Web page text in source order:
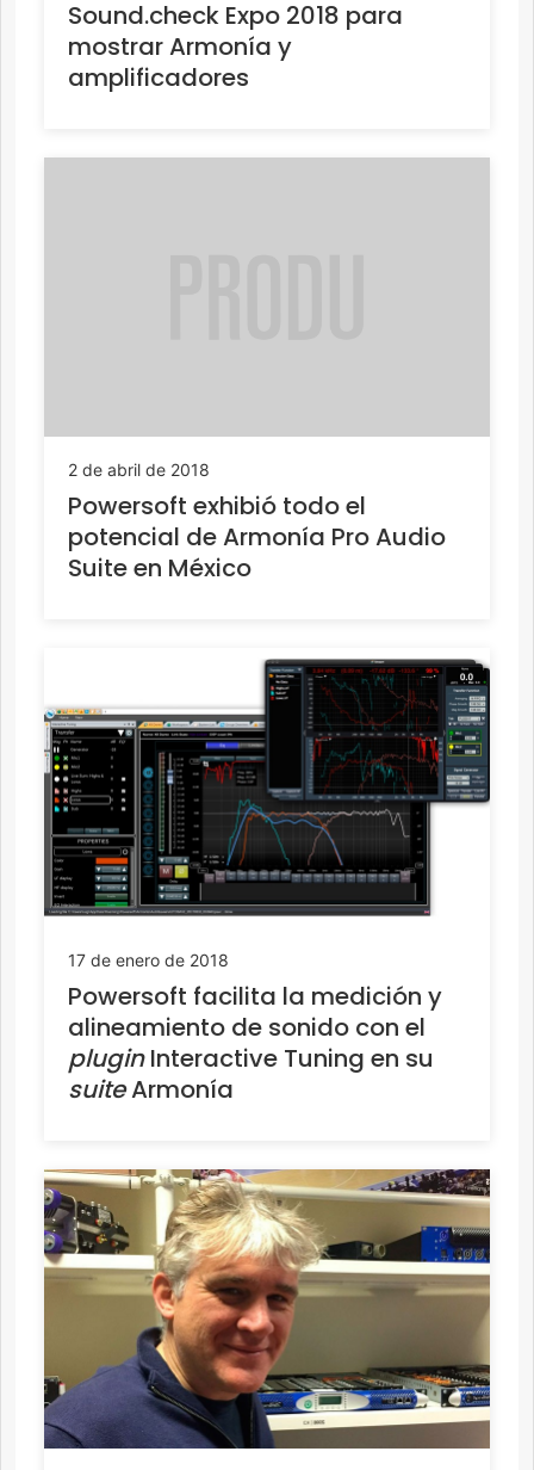
Sound.check Expo 2018 para
mostrar Armonía y
amplificadores
2 de abril de 2018
Powersoft exhibió todo el
potencial de Armonía Pro Audio
Suite en México
17 de enero de 2018
Powersoft facilita la medición y
alineamiento de sonido con el
pluginInteractive Tuning en su
suiteArmonía